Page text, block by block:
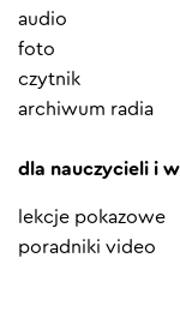
audio
foto
czytnik
archiwum radia
dla nauczycieli i
lekcje pokazowe
poradniki video